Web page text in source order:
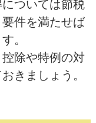
ついては節税
件を満たせば
。
除や特例の対
きましょう。